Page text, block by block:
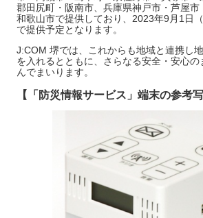
郡田尻町・阪南市、兵庫県神戸市・芦屋市
和歌山市で提供しており、2023年9月1日
で提供予定となります。
J:COM 堺では、これからも地域と連携し
を入れるとともに、さらなる安全・安心の
んでまいります。
【「防災情報サービス」端末の参考写